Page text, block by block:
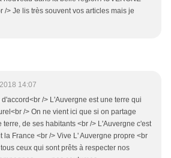
/> Je lis très souvent vos articles mais je
14:07
/> L'Auvergne est une terre qui
/> On ne vient ici que si on partage
terre, de ses habitants <br /> L'Auvergne c'est
la France <br /> Vive L' Auvergne propre <br
ceux qui sont prêts à respecter nos